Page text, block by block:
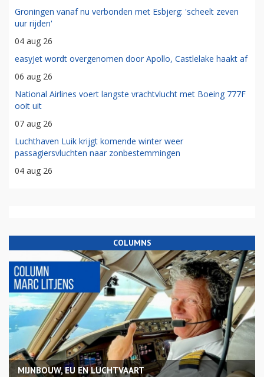
Groningen vanaf nu verbonden met Esbjerg: 'scheelt zeven
uur rijden'
04 aug 26
easyJet wordt overgenomen door Apollo, Castlelake haakt af
06 aug 26
National Airlines voert langste vrachtvlucht met Boeing 777F
ooit uit
07 aug 26
Luchthaven Luik krijgt komende winter weer
passagiersvluchten naar zonbestemmingen
04 aug 26
COLUMNS
MIJNBOUW, EU EN LUCHTVAART